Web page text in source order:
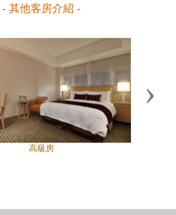
- 其他客房介紹 -
高級房
Next